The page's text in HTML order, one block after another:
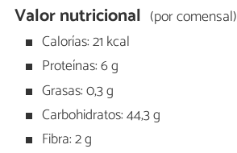
Valor nutricional (por comensal)
Calorías: 21 kcal
Proteínas: 6 g
Grasas: 0,3 g
Carbohidratos: 44,3 g
Fibra: 2 g